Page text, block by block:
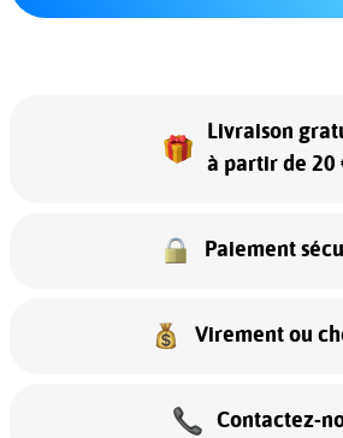
Livraison
à partir de 20
Paiement
Virement ou
Contactez-